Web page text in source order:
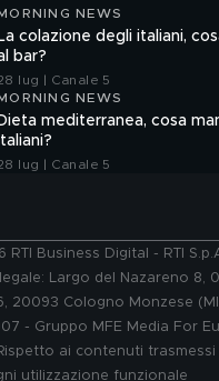
NEWS
La colazione degli italiani,
bar?
lug | Canale 5
NEWS
Dieta mediterranea, cosa
lug | Canale 5
Business Digital - RTI
Largo del Nazareno 8,
20093 Cologno Monzese
- Gruppo MFE Media For
ai contenuti trasmessi
utilizzazione funzionale